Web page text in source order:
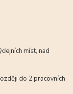
míst, nad
do 2 pracovních